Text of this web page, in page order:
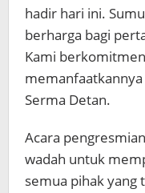
hadir hari ini.
berharga bagi
Kami
memanfaatkannya
Serma Detan.
Acara
wadah untuk
semua pihak yang